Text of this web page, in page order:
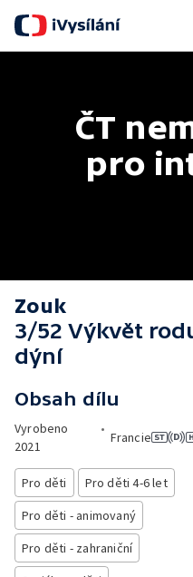
ČT
pro
Zouk
3/52 Výkvět
dýní
Obsah dílu
Vyrobeno
2021
•
Francie
Pro děti
Pro děti 4-6 let
Pro děti - animovaný
Pro děti - zahraniční